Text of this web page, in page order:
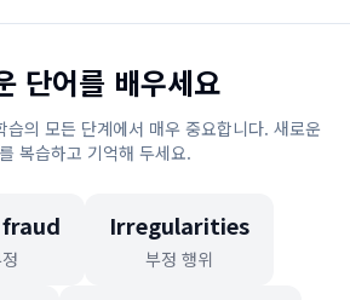
단어를 배우세요
습의 모든 단계에서 매우 중요합니다. 새로운
복습하고 기억해 두세요.
Irregularities
부정 행위